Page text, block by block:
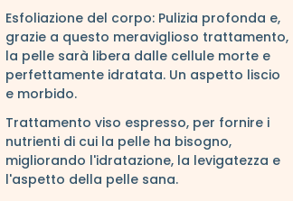
Esfoliazione del corpo: Pulizia profonda e,
grazie a questo meraviglioso trattamento,
la pelle sarà libera dalle cellule morte e
perfettamente idratata. Un aspetto liscio
e morbido.
Trattamento viso espresso, per fornire i
nutrienti di cui la pelle ha bisogno,
migliorando l'idratazione, la levigatezza e
l'aspetto della pelle sana.